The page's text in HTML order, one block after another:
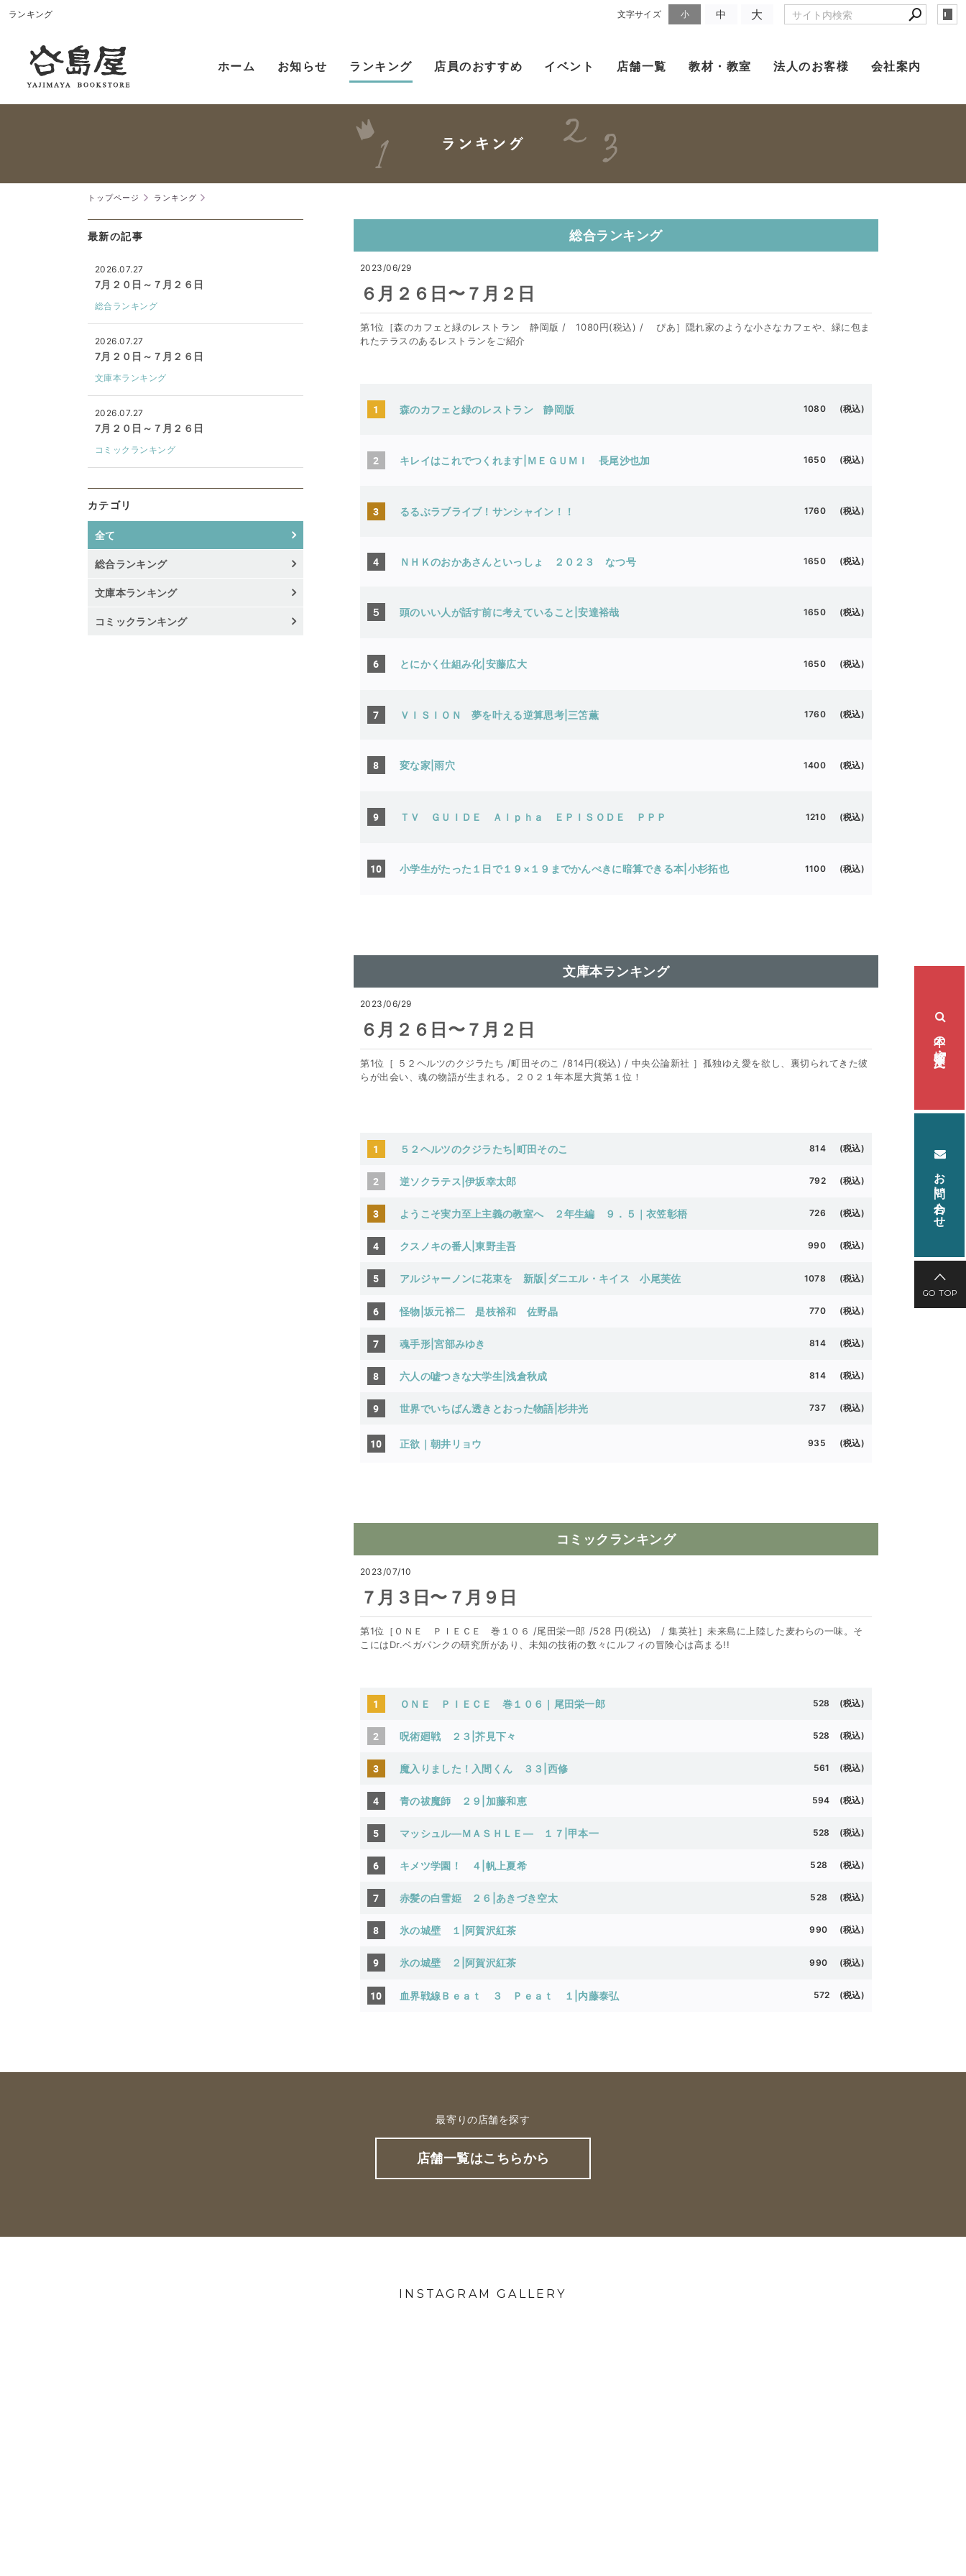
ランキング 文字サイズ 小 中 大
本の検索・注文
お問い合わせ
GO TOP
ホーム お知らせ ランキング 店員のおすすめ イベント 店舗一覧 教材・教室 法人のお客様 会社案内
トップページ ランキング
総合ランキング
2023/06/29
６月２６日〜７月２日
第1位［森のカフェと緑のレストラン 静岡版 / 1080円(税込) / ぴあ］隠れ家のような小さなカフェや、緑に包ま
れたテラスのあるレストランをご紹介
1 森のカフェと緑のレストラン 静岡版 1080 (税込)
2 キレイはこれでつくれます|ＭＥＧＵＭＩ 長尾沙也加 1650 (税込)
3 るるぶラブライブ！サンシャイン！！ 1760 (税込)
4 ＮＨＫのおかあさんといっしょ ２０２３ なつ号 1650 (税込)
５ 頭のいい人が話す前に考えていること|安達裕哉 1650 (税込)
6 とにかく仕組み化|安藤広大 1650 (税込)
7 ＶＩＳＩＯＮ 夢を叶える逆算思考|三笘薫 1760 (税込)
8 変な家|雨穴 1400 (税込)
9 ＴＶ ＧＵＩＤＥ Ａｌｐｈａ ＥＰＩＳＯＤＥ ＰＰＰ 1210 (税込)
10 小学生がたった１日で１９×１９までかんぺきに暗算できる本|小杉拓也 1100 (税込)
文庫本ランキング
2023/06/29
６月２６日〜７月２日
第1位［ ５２ヘルツのクジラたち /町田そのこ /814円(税込) / 中央公論新社 ］孤独ゆえ愛を欲し、裏切られてきた彼
らが出会い、魂の物語が生まれる。２０２１年本屋大賞第１位！
1 ５２ヘルツのクジラたち|町田そのこ 814 (税込)
2 逆ソクラテス|伊坂幸太郎 792 (税込)
3 ようこそ実力至上主義の教室へ ２年生編 ９．５｜衣笠彰梧 726 (税込)
4 クスノキの番人|東野圭吾 990 (税込)
5 アルジャーノンに花束を 新版|ダニエル・キイス 小尾芙佐 1078 (税込)
6 怪物|坂元裕二 是枝裕和 佐野晶 770 (税込)
7 魂手形|宮部みゆき 814 (税込)
8 六人の嘘つきな大学生|浅倉秋成 814 (税込)
9 世界でいちばん透きとおった物語|杉井光 737 (税込)
10 正欲｜朝井リョウ 935 (税込)
コミックランキング
2023/07/10
７月３日〜７月９日
第1位［ＯＮＥ ＰＩＥＣＥ 巻１０６ /尾田栄一郎 /528 円(税込) / 集英社］未来島に上陸した麦わらの一味。そ
こにはDr.ベガパンクの研究所があり、未知の技術の数々にルフィの冒険心は高まる!!
1 ＯＮＥ ＰＩＥＣＥ 巻１０６｜尾田栄一郎 528 (税込)
2 呪術廻戦 ２３|芥見下々 528 (税込)
3 魔入りました！入間くん ３３|西修 561 (税込)
4 青の祓魔師 ２９|加藤和恵 594 (税込)
5 マッシュル―ＭＡＳＨＬＥ― １７|甲本一 528 (税込)
6 キメツ学園！ ４|帆上夏希 528 (税込)
7 赤髪の白雪姫 ２６|あきづき空太 528 (税込)
8 氷の城壁 １|阿賀沢紅茶 990 (税込)
9 氷の城壁 ２|阿賀沢紅茶 990 (税込)
10 血界戦線Ｂｅａｔ ３ Ｐｅａｔ １|内藤泰弘 572 (税込)
最新の記事
2026.07.27
7月２０日～７月２６日
総合ランキング
2026.07.27
7月２０日～７月２６日
文庫本ランキング
2026.07.27
7月２０日～７月２６日
コミックランキング
カテゴリ
全て
総合ランキング
文庫本ランキング
コミックランキング
最寄りの店舗を探す
店舗一覧はこちらから
INSTAGRAM GALLERY